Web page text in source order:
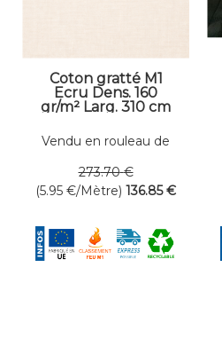
Coton gratté M1
Ecru Dens. 160
gr/m² Larg. 310 cm
Vendu en rouleau de
273.70 €
(5.95 €/Mètre) 136.85 €